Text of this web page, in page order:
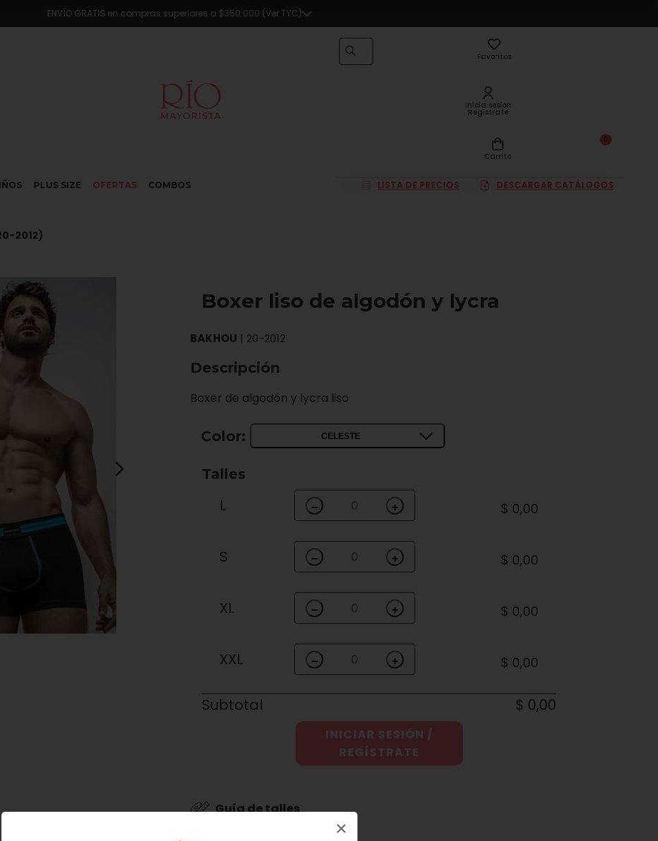
🔥5% OFF en compras superiores a $290.000 en efectivo o transferencia
Favoritos
Inicia sesion
Registrate
0
Carrito
PLUS SIZE OFERTAS COMBOS LISTA DE PRECIOS DESCARGAR CATÁLOGOS
2012)
Boxer liso de algodón y lycra
BAKHOU | 20-2012
Descripción
Boxer de algodón y lycra liso
Color: CELESTE
Talles
L − + $ 0,00
S − + $ 0,00
XL − + $ 0,00
XXL − + $ 0,00
Subtotal $ 0,00
INICIAR SESIÓN /
REGÍSTRATE
Guía de talles
×